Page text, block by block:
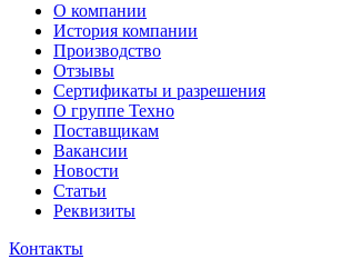
О компании
История компании
Производство
Отзывы
Сертификаты и разрешения
О группе Техно
Поставщикам
Вакансии
Новости
Статьи
Реквизиты
Контакты